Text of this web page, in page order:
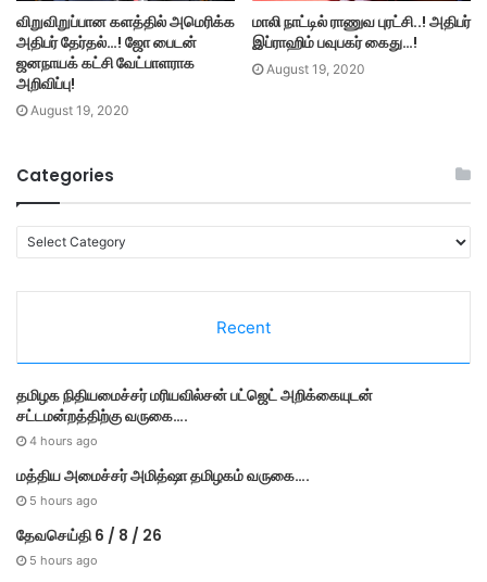
விறுவிறுப்பான களத்தில் அமெரிக்க
அதிபர் தேர்தல்…! ஜோ பைடன்
ஜனநாயக் கட்சி வேட்பாளராக
அறிவிப்பு!
August 19, 2020
மாலி நாட்டில் ராணுவ புரட்சி..! அதிபர்
இப்ராஹிம் பவுபகர் கைது…!
August 19, 2020
Categories
a
i
e
s
Recent
தமி​ழ​க நிதியமைச்சர் மரியவில்சன் பட்ஜெட் அறிக்கையுடன்
சட்டமன்றத்திற்கு வருகை….
4 hours ago
மத்திய அமைச்சர் அமித்ஷா தமிழகம் வருகை….
5 hours ago
தேவசெய்தி 6 / 8 / 26
5 hours ago